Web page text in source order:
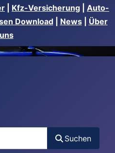
Kfz-Versicherung
Auto-
Download| News| Über
uns
Suchen